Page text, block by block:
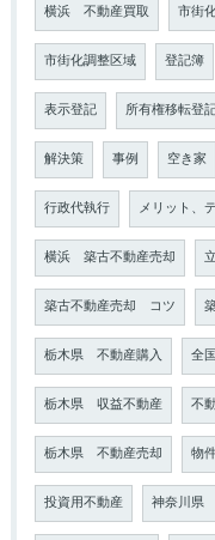
横浜 不動産買取 市街
市街化調整区域 登記簿
表示登記 所有権移転登
解決策 事例 空き家
行政代執行 メリット、
横浜 築古不動産売却
築古不動産売却 コツ
栃木県 不動産購入 全
栃木県 収益不動産 不
栃木県 不動産売却 物
投資用不動産 神奈川県